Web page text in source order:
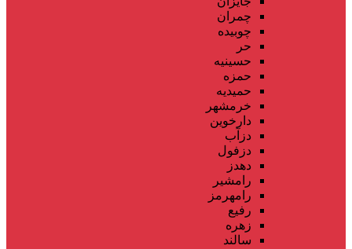
چمران
چوبیده
حر
حسینیه
حمزه
حمیدیه
خرمشهر
دارخوین
دزآب
دزفول
دهدز
رامشیر
رامهرمز
رفیع
زهره
سالند